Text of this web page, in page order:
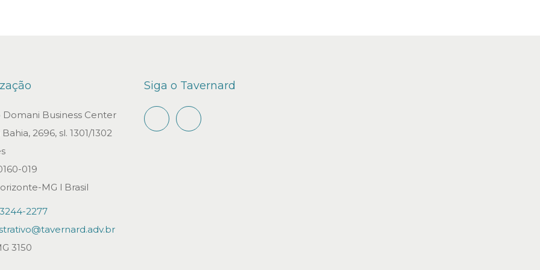
Domani Business Center
2696, sl. 1301/1302
019
MG l Brasil
2277
3150
Siga o Tavernard